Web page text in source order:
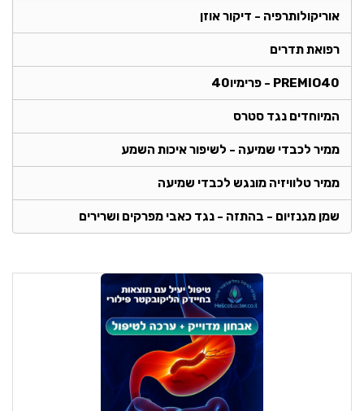
אוריקולותרפיה - דיקור אוזן
רפואת תדרים
PREMIO40 - פרימיו40
המיוחדים נגד סטרס
ממיר לכבדי שמיעה - לשיפור איכות השמע
ממיר טלוויזיה מונגש לכבדי שמיעה
שמן מגנזיום - בהתזה - נגד כאבי מפרקים ושרירים